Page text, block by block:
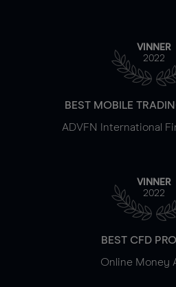
VINNER
2022
BEST MOBILE
ADVFN International
VINNER
2022
BEST CFD
Online Money